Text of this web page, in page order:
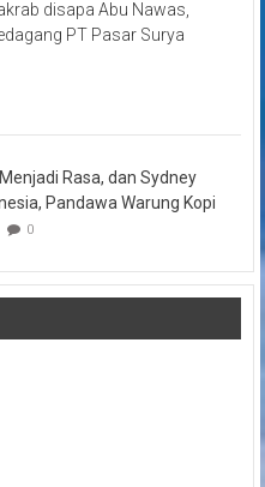
disapa Abu Nawas,
PT Pasar Surya
Rasa, dan Sydney
Pandawa Warung Kopi
0